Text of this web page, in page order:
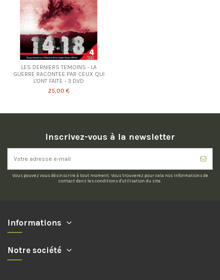
LES DERNIERS TEMOINS - LA
GUERRE RACONTEE PAR CEUX QUI
L'ONT FAITE - 3 DVD
25,00 €
Inscrivez-vous à la newsletter
Vous pouvez vous désinscrire à tout moment. Vous trouverez pour cela nos informations de
contact dans les conditions d'utilisation du site.
Informations
Notre société